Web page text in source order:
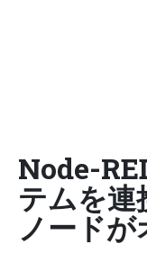
Node-
テムを
ノード